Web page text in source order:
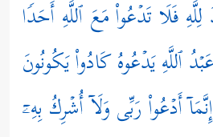
فَلَا تَدۡعُواْ مَعَ ٱللَّهِ أَحَدࣰا
ٱللَّهِ یَدۡعُوهُ كَادُواْ یَكُونُونَ
أَدۡعُواْ رَبِّی وَلَاۤ أُشۡرِكُ بِهِۦۤ